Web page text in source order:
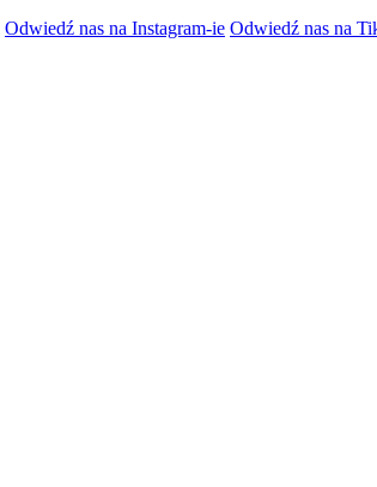
Odwiedź nas na Instagram-ie Odwiedź nas na